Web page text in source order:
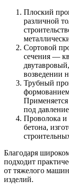
Плоский
различной
Сортовой
сечения —
возведении
Трубный
под
Проволока и
бетона,
Благодаря
подходит
от тяжелого
изделий.